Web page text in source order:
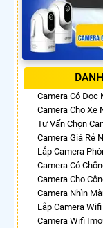
Camera Có Đọc
Camera Cho Xe
Tư Vấn Chọn
Camera Giá Rẻ
Lắp Camera
Camera Có
Camera Cho
Camera Nhìn
Lắp Camera
Camera Wifi